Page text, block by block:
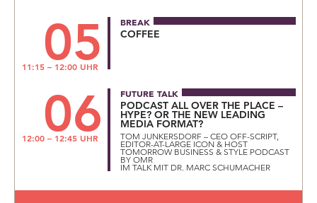
05
11:15 – 12:00 UHR
BREAK
COFFEE
06
12:00 – 12:45 UHR
FUTURE TALK
PODCAST ALL OVER THE PLACE –
HYPE? OR THE NEW LEADING
MEDIA FORMAT?
TOM JUNKERSDORF – CEO OFF-SCRIPT,
EDITOR-AT-LARGE ICON & HOST
TOMORROW BUSINESS & STYLE PODCAST
BY OMR
IM TALK MIT DR. MARC SCHUMACHER